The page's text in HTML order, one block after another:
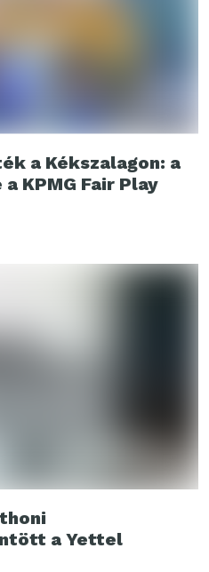
a Kékszalagon: a
KPMG Fair Play
a Yettel